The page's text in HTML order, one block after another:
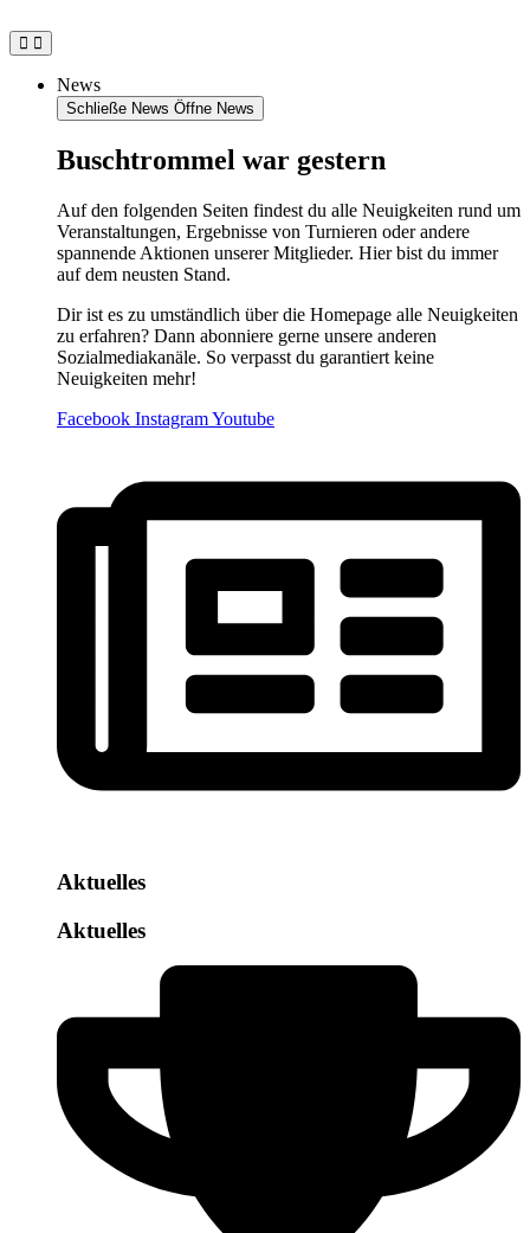
Inhalt
springen
News
Schließe News Öffne News
Buschtrommel war gestern
Auf den folgenden Seiten findest du alle Neuigkeiten rund um
Veranstaltungen, Ergebnisse von Turnieren oder andere
spannende Aktionen unserer Mitglieder. Hier bist du immer
auf dem neusten Stand.
Dir ist es zu umständlich über die Homepage alle Neuigkeiten
zu erfahren? Dann abonniere gerne unsere anderen
Sozialmediakanäle. So verpasst du garantiert keine
Neuigkeiten mehr!
Facebook InstagramYoutube
Aktuelles
Aktuelles